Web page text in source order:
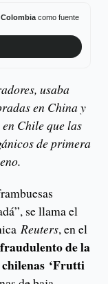
Colombiacomo fuente
usaba
en China y
Chile que las
de primera
se llama el
Reuters, en el
de la
‘Frutti